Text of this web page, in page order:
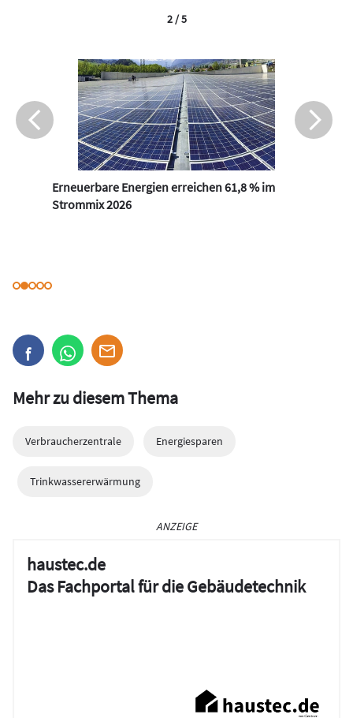
Erneuerbare Energien erreichen 61,8 % im
Strommix 2026
2 / 5
Mehr zu diesem Thema
Verbraucherzentrale Energiesparen
Trinkwassererwärmung
ANZEIGE
haustec.de
Das Fachportal für die Gebäudetechnik